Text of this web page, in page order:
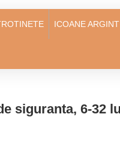
ICOANE ARGINT
siguranta, 6-32